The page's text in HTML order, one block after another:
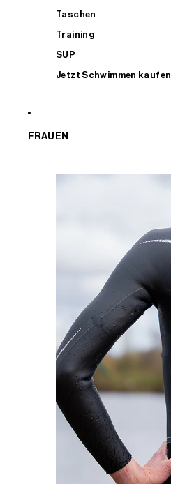
Taschen
Training
SUP
Jetzt Schwimmen kaufen
FRAUEN